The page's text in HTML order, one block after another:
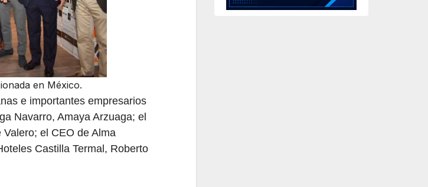
en México.
e importantes empresarios
Navarro, Amaya Arzuaga; el
el CEO de Alma
Castilla Termal, Roberto